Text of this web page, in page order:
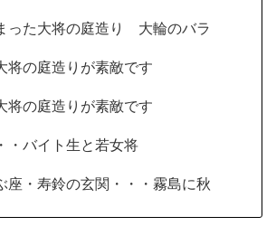
った大将の庭造り 大輪のバラ
の庭造りが素敵です
の庭造りが素敵です
・バイト生と若女将
座・寿鈴の玄関・・・霧島に秋